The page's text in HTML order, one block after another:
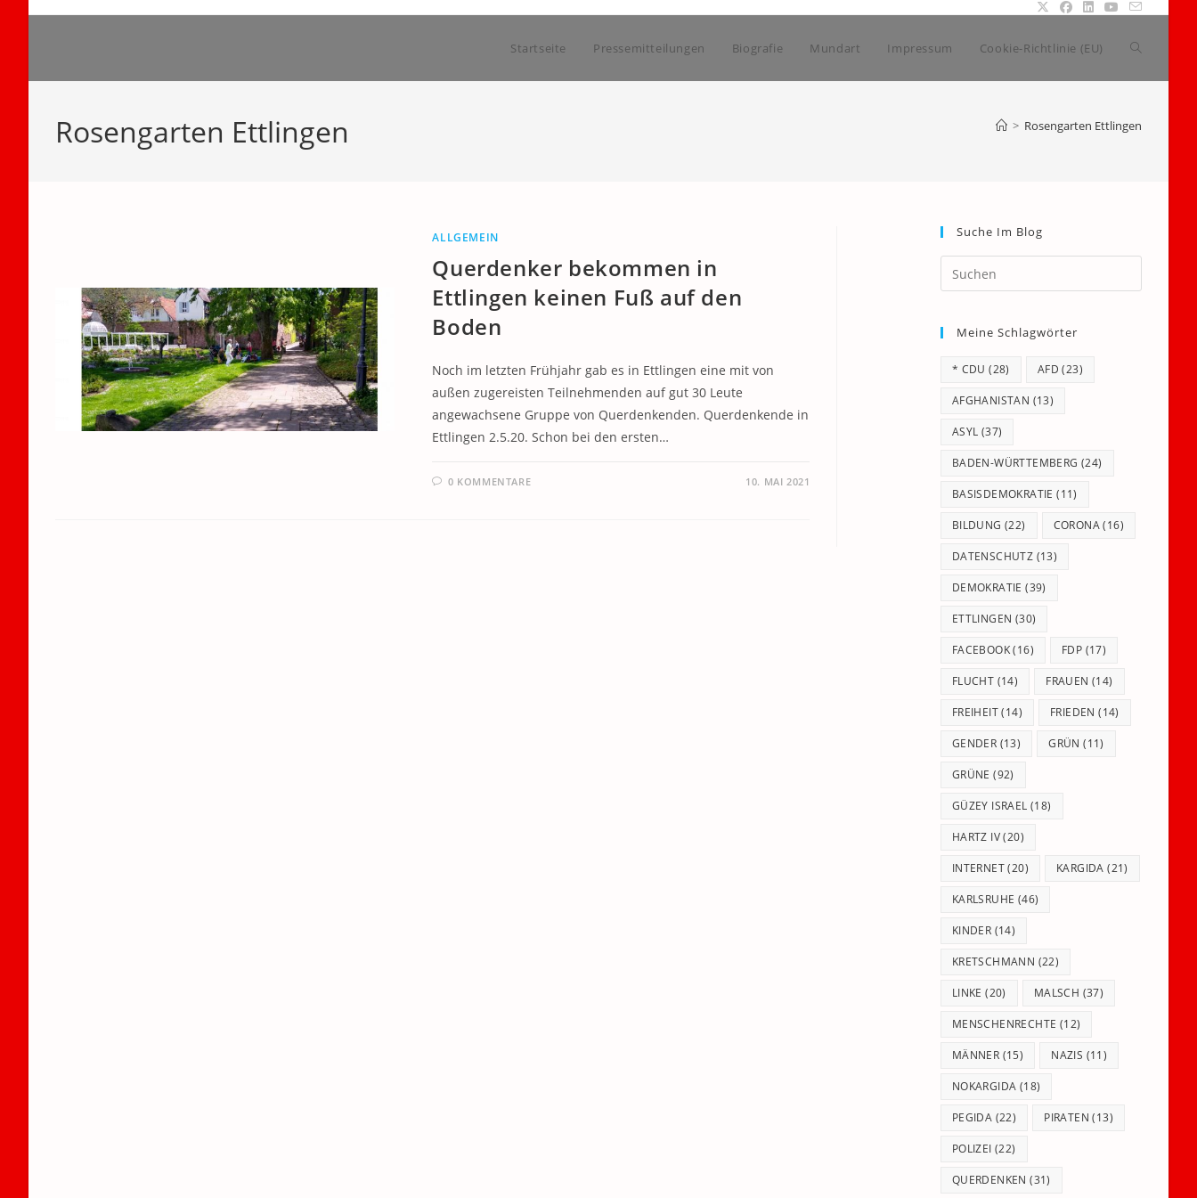
Startseite Pressemitteilungen Biografie Mundart Impressum Cookie-Richtlinie (EU) Website-
Rosengarten Ettlingen > Rosengarten Ettlingen
ALLGEMEIN
Querdenker bekommen in
Ettlingen keinen Fuß auf den
Boden
Noch im letzten Frühjahr gab es in Ettlingen eine mit von
außen zugereisten Teilnehmenden auf gut 30 Leute
angewachsene Gruppe von Querdenkenden. Querdenkende in
Ettlingen 2.5.20. Schon bei den ersten…
0 KOMMENTARE 10. MAI 2021
Suche Im Blog
Escape
Meine Schlagwörter
* CDU (28) AFD (23)
AFGHANISTAN (13)
ASYL (37)
BADEN-WÜRTTEMBERG (24)
BASISDEMOKRATIE (11)
BILDUNG (22) CORONA(16)
DATENSCHUTZ (13)
DEMOKRATIE (39)
ETTLINGEN (30)
FACEBOOK(16) FDP (17)
FLUCHT (14) FRAUEN (14)
FREIHEIT(14) FRIEDEN (14)
GENDER (13) GRÜN (11)
GRÜNE (92)
GÜZEY ISRAEL (18)
HARTZ IV(20)
INTERNET(20) KARGIDA (21)
KARLSRUHE (46)
KINDER (14)
KRETSCHMANN (22)
LINKE (20) MALSCH (37)
MENSCHENRECHTE (12)
MÄNNER (15) NAZIS (11)
NOKARGIDA (18)
PEGIDA (22) PIRATEN (13)
POLIZEI (22)
QUERDENKEN (31)